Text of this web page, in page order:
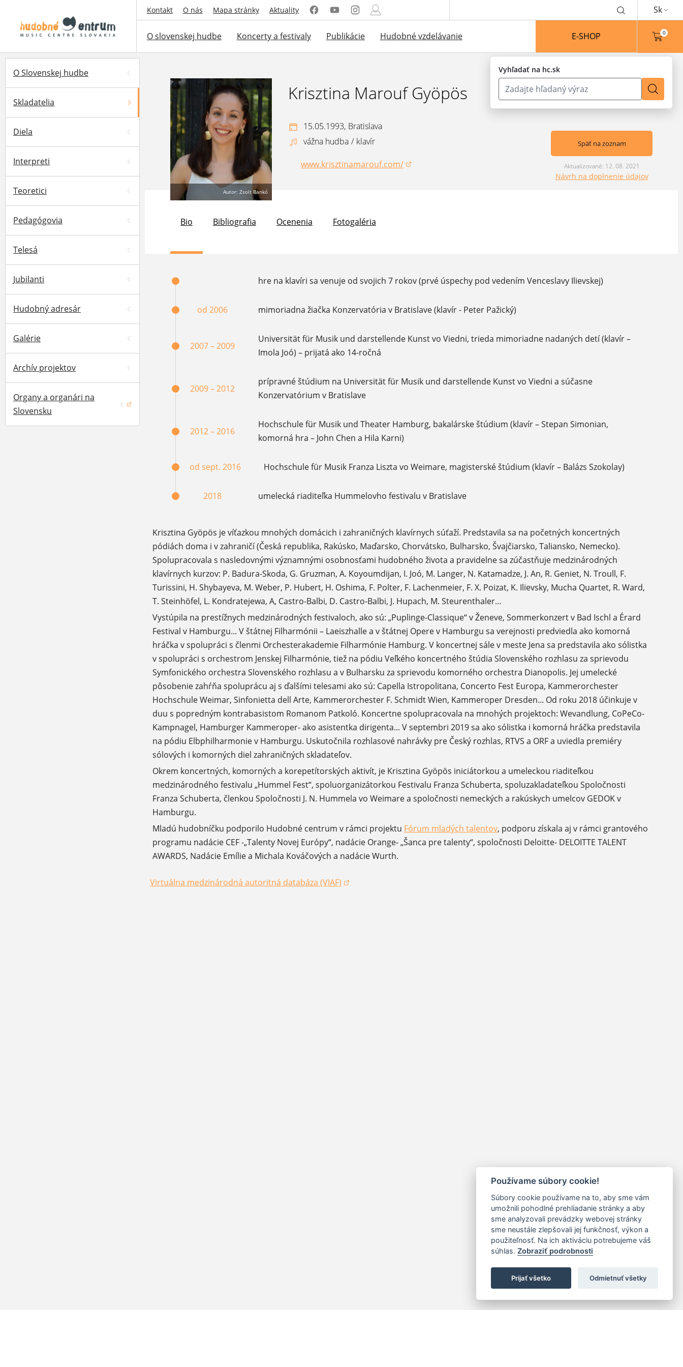
Kontakt O nás Mapa stránky Aktuality
Vyhľadať na hc.sk
Sk
O slovenskej hudbe Koncerty a festivaly Publikácie Hudobné vzdelávanie E-SHOP 0
O Slovenskej hudbe
Skladatelia
Diela
Interpreti
Teoretici
Pedagógovia
Telesá
Jubilanti
Hudobný adresár
Galérie
Archív projektov
Organy a organári na
Slovensku
(otvorí sa v novom okne)
Autor: Zsolt Bankó
Krisztina Marouf Gyöpös
15.05.1993, Bratislava
vážna hudba / klavír
www.krisztinamarouf.com/
(otvorí sa v novom okne)
Späť na zoznam
Aktualizované: 12. 08. 2021
Návrh na doplnenie údajov
Bio Bibliografia Ocenenia Fotogaléria
hre na klavíri sa venuje od svojich 7 rokov (prvé úspechy pod vedením Venceslavy Ilievskej)
od 2006 mimoriadna žiačka Konzervatória v Bratislave (klavír - Peter Pažický)
2007 – 2009
Universität für Musik und darstellende Kunst vo Viedni, trieda mimoriadne nadaných detí (klavír –
Imola Joó) – prijatá ako 14-ročná
2009 – 2012
prípravné štúdium na Universität für Musik und darstellende Kunst vo Viedni a súčasne
Konzervatórium v Bratislave
2012 – 2016
Hochschule für Musik und Theater Hamburg, bakalárske štúdium (klavír – Stepan Simonian,
komorná hra – John Chen a Hila Karni)
od sept. 2016 Hochschule für Musik Franza Liszta vo Weimare, magisterské štúdium (klavír – Balázs Szokolay)
2018 umelecká riaditeľka Hummelovho festivalu v Bratislave
Krisztina Gyöpös je víťazkou mnohých domácich i zahraničných klavírnych súťaží. Predstavila sa na početných koncertných
pódiách doma i v zahraničí (Česká republika, Rakúsko, Maďarsko, Chorvátsko, Bulharsko, Švajčiarsko, Taliansko, Nemecko).
Spolupracovala s nasledovnými významnými osobnosťami hudobného života a pravidelne sa zúčastňuje medzinárodných
klavírnych kurzov: P. Badura-Skoda, G. Gruzman, A. Koyoumdijan, I. Joó, M. Langer, N. Katamadze, J. An, R. Geniet, N. Troull, F.
Turissini, H. Shybayeva, M. Weber, P. Hubert, H. Oshima, F. Polter, F. Lachenmeier, F. X. Poizat, K. Ilievsky, Mucha Quartet, R. Ward,
T. Steinhöfel, L. Kondratejewa, A, Castro-Balbi, D. Castro-Balbi, J. Hupach, M. Steurenthaler…
Vystúpila na prestížnych medzinárodných festivaloch, ako sú: „Puplinge-Classique“ v Ženeve, Sommerkonzert v Bad Ischl a Érard
Festival v Hamburgu... V štátnej Filharmónii – Laeiszhalle a v štátnej Opere v Hamburgu sa verejnosti predviedla ako komorná
hráčka v spolupráci s členmi Orchesterakademie Filharmónie Hamburg. V koncertnej sále v meste Jena sa predstavila ako sólistka
v spolupráci s orchestrom Jenskej Filharmónie, tiež na pódiu Veľkého koncertného štúdia Slovenského rozhlasu za sprievodu
Symfonického orchestra Slovenského rozhlasu a v Bulharsku za sprievodu komorného orchestra Dianopolis. Jej umelecké
pôsobenie zahŕňa spoluprácu aj s ďalšími telesami ako sú: Capella Istropolitana, Concerto Fest Europa, Kammerorchester
Hochschule Weimar, Sinfonietta dell Arte, Kammerorchester F. Schmidt Wien, Kammeroper Dresden... Od roku 2018 účinkuje v
duu s popredným kontrabasistom Romanom Patkoló. Koncertne spolupracovala na mnohých projektoch: Wevandlung, CoPeCo-
Kampnagel, Hamburger Kammeroper- ako asistentka dirigenta... V septembri 2019 sa ako sólistka i komorná hráčka predstavila
na pódiu Elbphilharmonie v Hamburgu. Uskutočnila rozhlasové nahrávky pre Český rozhlas, RTVS a ORF a uviedla premiéry
sólových i komorných diel zahraničných skladateľov.
Okrem koncertných, komorných a korepetítorských aktivít, je Krisztina Gyöpös iniciátorkou a umeleckou riaditeľkou
medzinárodného festivalu „Hummel Fest“, spoluorganizátorkou Festivalu Franza Schuberta, spoluzakladateľkou Spoločnosti
Franza Schuberta, členkou Spoločnosti J. N. Hummela vo Weimare a spoločnosti nemeckých a rakúskych umelcov GEDOK v
Hamburgu.
Mladú hudobníčku podporilo Hudobné centrum v rámci projektu Fórum mladých talentov, podporu získala aj v rámci grantového
programu nadácie CEF -„Talenty Novej Európy“, nadácie Orange- „Šanca pre talenty“, spoločnosti Deloitte- DELOITTE TALENT
AWARDS, Nadácie Emílie a Michala Kováčových a nadácie Wurth.
Virtuálna medzinárodná autoritná databáza (VIAF)
(otvorí sa v novom okne)
Používame súbory cookie!
Súbory cookie používame na to, aby sme vám
umožnili pohodlné prehliadanie stránky a aby
sme analyzovali prevádzky webovej stránky
sme neustále zlepšovali jej funkčnosť, výkon a
použiteľnosť. Na ich aktiváciu potrebujeme váš
súhlas. Zobraziť podrobnosti
Prijať všetko Odmietnuť všetky